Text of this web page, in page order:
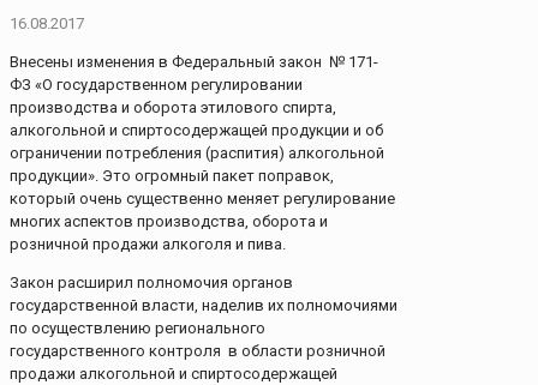
16.08.2017
Внесены изменения в Федеральный закон № 171-
ФЗ «О государственном регулировании
производства и оборота этилового спирта,
алкогольной и спиртосодержащей продукции и об
ограничении потребления (распития) алкогольной
продукции». Это огромный пакет поправок,
который очень существенно меняет регулирование
многих аспектов производства, оборота и
розничной продажи алкоголя и пива.
Закон расширил полномочия органов
государственной власти, наделив их полномочиями
по осуществлению регионального
государственного контроля в области розничной
продажи алкогольной и спиртосодержащей